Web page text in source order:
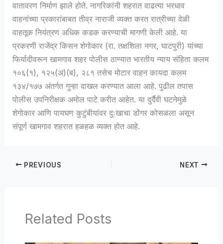
वातावरण निर्माण झाले होते. नागरिकांनी शहरात वाढत्या भरधाव
वाहनांच्या प्रकारांबाबत तीव्र नाराजी व्यक्त करत रात्रीच्या वेळी
वाहतूक नियंत्रण अधिक कडक करण्याची मागणी केली आहे. या
प्रकरणी राजेंद्र किसन शेगोकार (रा. तक्षशिला नगर, घाटपुरी) यांच्या
फिर्यादीवरून खामगाव शहर पोलीस ठाण्यात भारतीय न्याय संहिता कलम
१०६(१), १२५(अ)(ब), २८१ तसेच मोटार वाहन कायदा कलम
१३४/१७७ अंतर्गत गुन्हा दाखल करण्यात आला आहे. पुढील तपास
पोलीस उपनिरीक्षक अमोल पाटे करीत आहेत. या दुर्दैवी घटनेमुळे
शेगोकार आणि पायघण कुटुंबीयांवर दुःखाचा डोंगर कोसळला असून
संपूर्ण खामगाव शहरात हळहळ व्यक्त होत आहे.
PREVIOUS NEXT
Related Posts